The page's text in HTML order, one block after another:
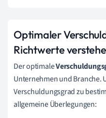
Optimaler
Richtwerte
Der optimale
Unternehmen und Branche.
Verschuldungsgrad zu
allgemeine Überlegungen: